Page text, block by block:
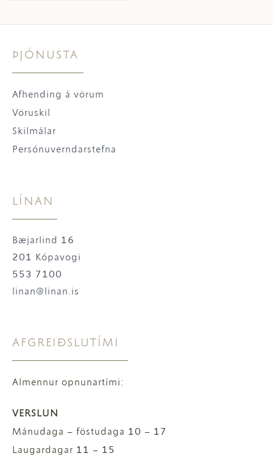
ÞJÓNUSTA
Afhending á vörum
Vöruskil
Skilmálar
Persónuverndarstefna
LÍNAN
Bæjarlind 16
201 Kópavogi
553 7100
linan@linan.is
AFGREIÐSLUTÍMI
Almennur opnunartími:
VERSLUN
Mánudaga – föstudaga 10 – 17
Laugardagar 11 – 15